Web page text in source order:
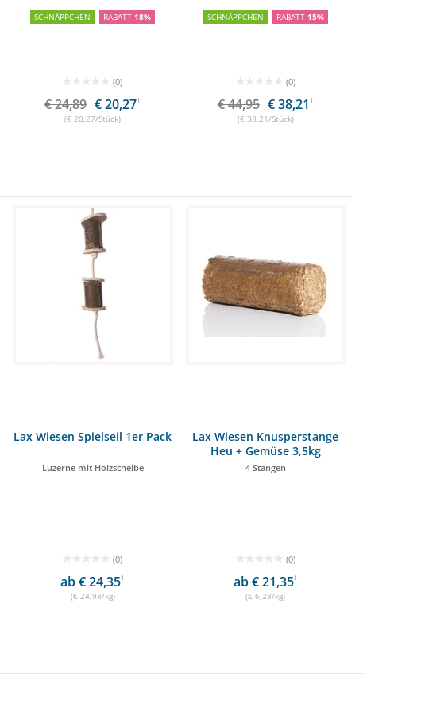
SCHNÄPPCHEN RABATT 18%
(0)
€ 24,89 € 20,271
(€ 20,27/Stück)
SCHNÄPPCHEN RABATT 15%
(0)
€ 44,95 € 38,21 1
(€ 38,21/Stück)
Lax Wiesen Spielseil 1er Pack
Luzerne mit Holzscheibe
(0)
ab € 24,351
(€ 24,98/kg)
Lax Wiesen Knusperstange
Heu + Gemüse 3,5kg
4 Stangen
(0)
ab € 21,351
(€ 6,28/kg)